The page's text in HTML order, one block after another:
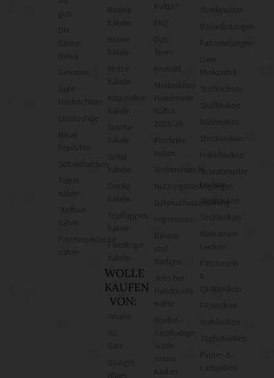
gut!
News
Gute
Nachrichten!
Leselounge
Neue
Produkte
Selbermachen
T-Shirt
Stofftier
Patchworkdecke
häkeln
häkeln
Mütze
häkeln
Kuscheltier
Tasche
häkeln
häkeln
Topflappen
häkeln
Fäustlinge
häkeln
WOLLE
KAUFEN
VON:
Cowgirl
Kultur?
Das
Team
Kontakt
Mediadaten
Kultur
2025/26
Produkte
testen
Widerrufsrecht
Nutzungsbedingungen
Datenschutzerklärung
Kultur
Wollke –
nachhaltige
kaufen
Strickmuster
Bauanleitungen
Faltanleitungen
Merkzettel
Stoffrechner
Stofflexikon
Nählexikon
Stricklexikon
Häkellexikon
Schnittmuster-
Lexikon
Wolllexikon
Sticklexikon
Makramee-
Lexikon
Patchwork-
&
Quiltlexikon
Filzlexikon
Weblexikon
Töpferlexikon
Papier- &
Faltlexikon